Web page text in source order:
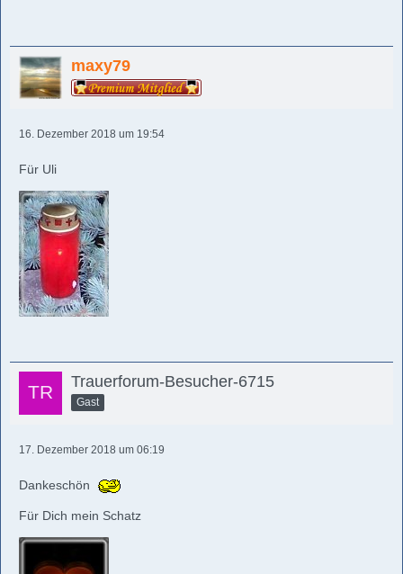
maxy79
16. Dezember 2018 um 19:54
Für Uli
Trauerforum-Besucher-6715
Gast
17. Dezember 2018 um 06:19
Dankeschön
Für Dich mein Schatz